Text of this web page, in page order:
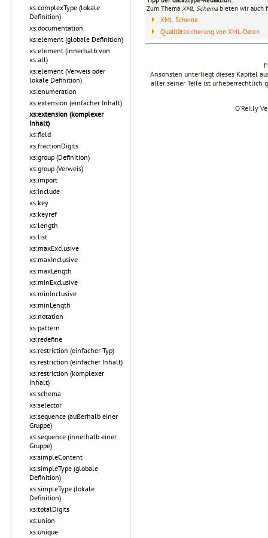
xs:complexType (lokale
Definition)
xs:documentation
xs:element (globale Definition)
xs:element (innerhalb von
xs:all)
xs:element (Verweis oder
lokale Definition)
xs:enumeration
xs:extension (einfacher Inhalt)
xs:extension (komplexer
Inhalt)
xs:field
xs:fractionDigits
xs:group (Definition)
xs:group (Verweis)
xs:import
xs:include
xs:key
xs:keyref
xs:length
xs:list
xs:maxExclusive
xs:maxInclusive
xs:maxLength
xs:minExclusive
xs:minInclusive
xs:minLength
xs:notation
xs:pattern
xs:redefine
xs:restriction (einfacher Typ)
xs:restriction (einfacher Inhalt)
xs:restriction (komplexer
Inhalt)
xs:schema
xs:selector
xs:sequence (außerhalb einer
Gruppe)
xs:sequence (innerhalb einer
Gruppe)
xs:simpleContent
xs:simpleType (globale
Definition)
xs:simpleType (lokale
Definition)
xs:totalDigits
xs:union
xs:unique
Zum Thema XML Schemabieten wir auch
XML Schema
Qualitätssicherung von XML-Daten
Ansonsten unterliegt dieses Kapitel
aller seiner Teile ist urheberrechtlich
O’Reilly